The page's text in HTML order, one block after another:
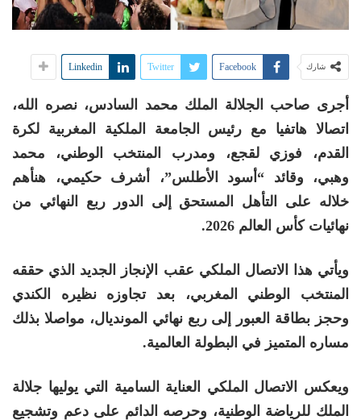
شارك Facebook
Twitter
Linkedin
أجرى صاحب الجلالة الملك محمد السادس، نصره الله،
اتصالا هاتفيا مع رئيس الجامعة الملكية المغربية لكرة
القدم، فوزي لقجع، ومدرب المنتخب الوطني، محمد
وهبي، وقائد “أسود الأطلس”، أشرف حكيمي، هنأهم
خلاله على التأهل المستحق إلى الدور ربع النهائي من
نهائيات كأس العالم 2026.
ويأتي هذا الاتصال الملكي عقب الإنجاز الجديد الذي حققه
المنتخب الوطني المغربي، بعد تجاوزه نظيره الكندي
وحجز بطاقة العبور إلى ربع نهائي المونديال، مواصلا بذلك
مساره المتميز في البطولة العالمية.
ويعكس الاتصال الملكي العناية السامية التي يوليها جلالة
الملك للرياضة الوطنية، وحرصه الدائم على دعم وتشجيع